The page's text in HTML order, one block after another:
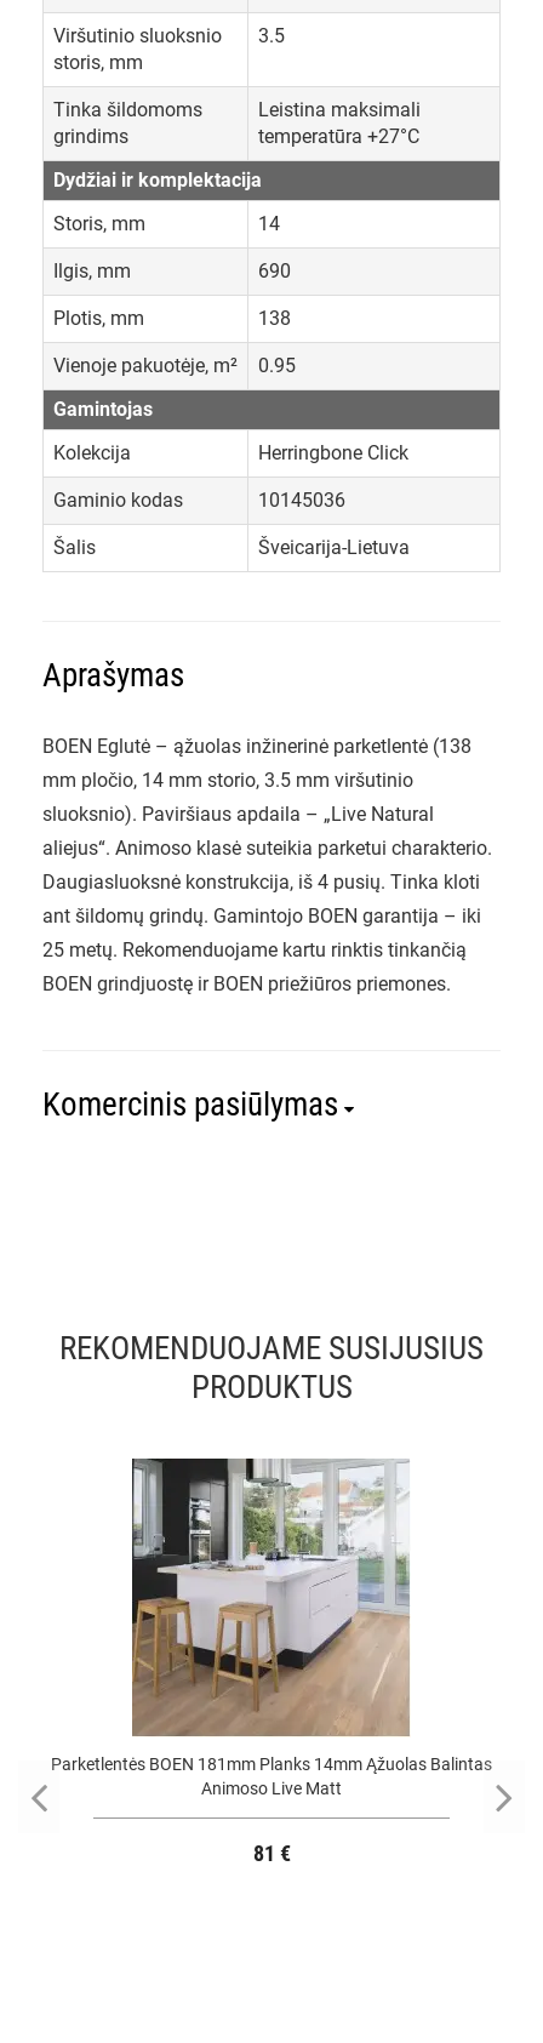
Viršutinio sluoksnio
storis, mm
3.5
Tinka šildomoms
grindims
Leistina maksimali
temperatūra +27°C
Dydžiai ir komplektacija
Storis, mm
14
Ilgis, mm 690
Plotis, mm 138
Vienoje pakuotėje, m²
0.95
Gamintojas
Kolekcija
Herringbone Click
Gaminio kodas 10145036
Šalis Šveicarija-Lietuva
Aprašymas
BOEN Eglutė – ąžuolas inžinerinė parketlentė (138
mm pločio, 14 mm storio, 3.5 mm viršutinio
sluoksnio). Paviršiaus apdaila – „Live Natural
aliejus“. Animoso klasė suteikia parketui charakterio.
Daugiasluoksnė konstrukcija, iš 4 pusių. Tinka kloti
ant šildomų grindų. Gamintojo BOEN garantija – iki
25 metų. Rekomenduojame kartu rinktis tinkančią
BOEN grindjuostę ir BOEN priežiūros priemones.
Komercinis pasiūlymas
REKOMENDUOJAME SUSIJUSIUS
PRODUKTUS
Parketlentės BOEN 181mm Planks 14mm Ąžuolas Balintas
Animoso Live Matt
81 €